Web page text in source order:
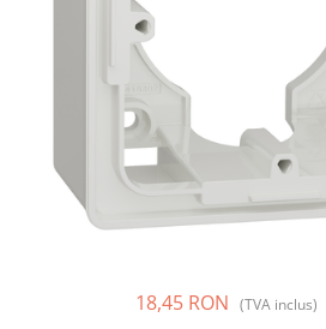
Prize și fișe industriale
Suporturi de fixare
Termostate
Variator de tensiune
18,45 RON (TVA inclus)